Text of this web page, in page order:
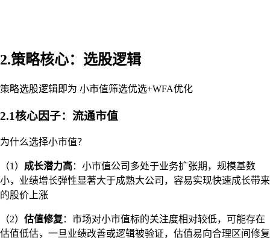
2.策略核心：选股逻辑
策略选股逻辑即为 小市值筛选优选+WFA优化
2.1核心因子：流通市值
为什么选择小市值？
（1） 成长潜力高：小市值公司多处于业务扩张期，规模基数
小，业绩增长弹性显著大于成熟大公司，容易实现快速成长带来
的股价上涨
（2） 估值修复 ：市场对小市值标的关注度相对较低，可能存在
估值低估，一旦业绩改善或逻辑被验证，估值易向合理区间修复